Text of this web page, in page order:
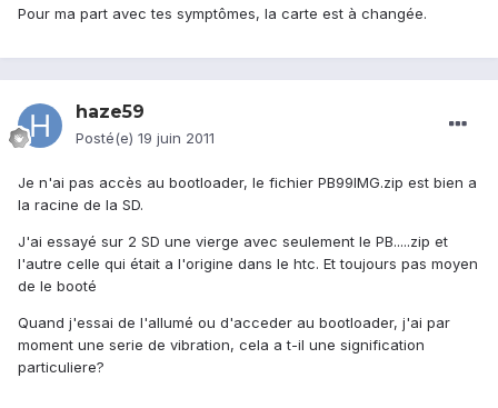
Pour ma part avec tes symptômes, la carte est à changée.
haze59
Posté(e) 19 juin 2011
Je n'ai pas accès au bootloader, le fichier PB99IMG.zip est bien a
la racine de la SD.
J'ai essayé sur 2 SD une vierge avec seulement le PB.....zip et
l'autre celle qui était a l'origine dans le htc. Et toujours pas moyen
de le booté
Quand j'essai de l'allumé ou d'acceder au bootloader, j'ai par
moment une serie de vibration, cela a t-il une signification
particuliere?